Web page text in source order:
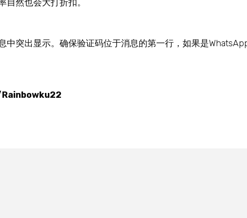
然也会大打折扣。
中突出显示。确保验证码位于消息的第一行，如果是